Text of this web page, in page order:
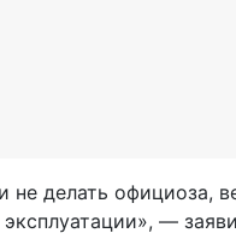
не делать официоза,
—